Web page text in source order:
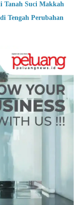
Tanah Suci Makkah
Tengah Perubahan